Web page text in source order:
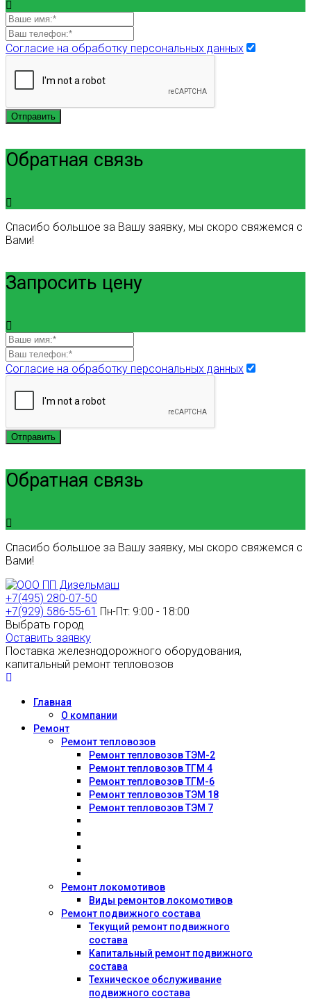
Согласие на обработку персональных данных
Отправить
Обратная связь
Спасибо большое за Вашу заявку, мы скоро свяжемся с
Вами!
Запросить цену
Согласие на обработку персональных данных
Отправить
Обратная связь
Спасибо большое за Вашу заявку, мы скоро свяжемся с
Вами!
+7(495) 280-07-50
+7(929) 586-55-61 Пн-Пт: 9:00 - 18:00
Выбрать город
Оставить заявку
Поставка железнодорожного оборудования,
капитальный ремонт тепловозов
Главная
О компании
Ремонт
Ремонт тепловозов
Ремонт тепловозов ТЭМ-2
Ремонт тепловозов ТГМ 4
Ремонт тепловозов ТГМ-6
Ремонт тепловозов ТЭМ 18
Ремонт тепловозов ТЭМ 7
Ремонт локомотивов
Виды ремонтов локомотивов
Ремонт подвижного состава
Текущий ремонт подвижного
состава
Капитальный ремонт подвижного
состава
Техническое обслуживание
подвижного состава